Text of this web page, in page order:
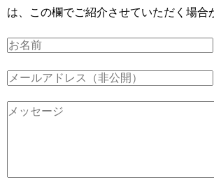
は、この欄でご紹介させていただく場合